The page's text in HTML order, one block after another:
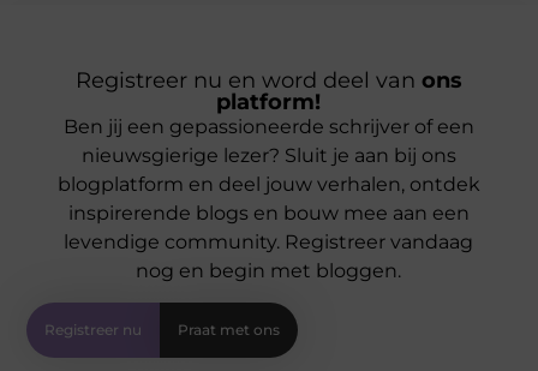
Registreer nu en word deel van ons
platform!
Ben jij een gepassioneerde schrijver of een
nieuwsgierige lezer? Sluit je aan bij ons
blogplatform en deel jouw verhalen, ontdek
inspirerende blogs en bouw mee aan een
levendige community. Registreer vandaag
nog en begin met bloggen.
Registreer nu Praat met ons